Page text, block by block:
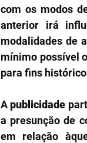
com os modos
anterior irá
modalidades de
mínimo possível
para fins
A publicidade
a presunção de
em relação